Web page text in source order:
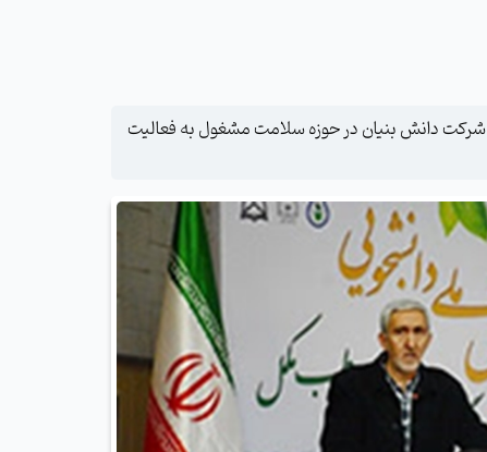
مدیر دفتر فناوری سلامت وزارت بهداشت گفت: 3 هزار و 700 دانش بنیان در کشور به‌ثبت رسیده است که از این تعداد یک هزار و 150 شرکت دانش بنیان در حوزه سلامت مشغول به ‌فعالیت